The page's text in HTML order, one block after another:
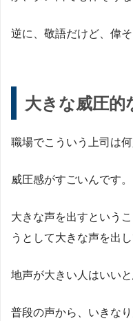
逆に、敬語だけど、偉
大きな威圧的
職場でこういう上司は何
威圧感がすごいんです。
大きな声を出すという
うとして大きな声を出
地声が大きい人はいいと
普段の声から、いきな